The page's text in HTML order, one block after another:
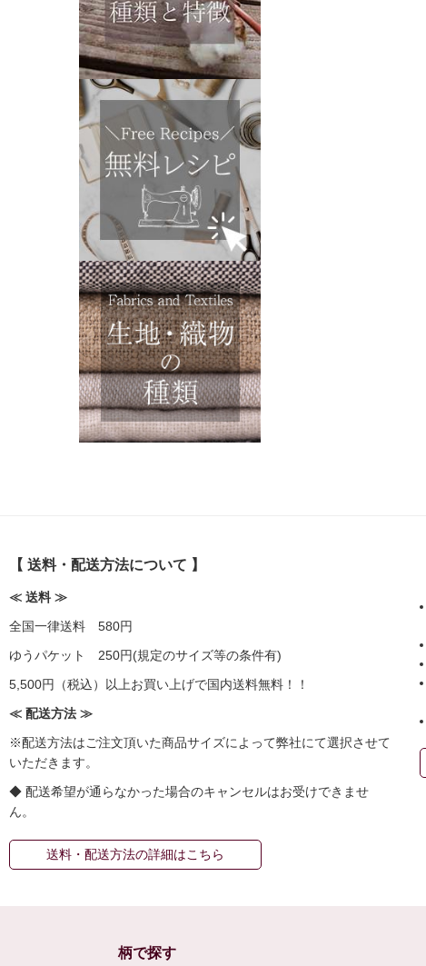
【 送料・配送方法について 】
≪ 送料 ≫
全国一律送料 580円
ゆうパケット 250円(規定のサイズ等の条件有)
5,500円（税込）以上お買い上げで国内送料無料！！
≪ 配送方法 ≫
※配送方法はご注文頂いた商品サイズによって弊社にて選択させて
いただきます。
◆ 配送希望が通らなかった場合のキャンセルはお受けできませ
ん。
送料・配送方法の詳細はこちら
柄で探す